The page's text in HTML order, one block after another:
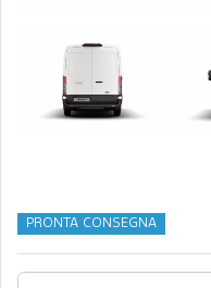
PRONTA CONSEGNA